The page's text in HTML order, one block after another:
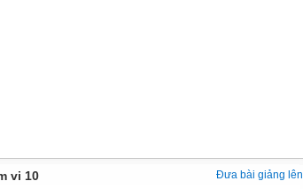
Đưa bài giảng lên
vi 10